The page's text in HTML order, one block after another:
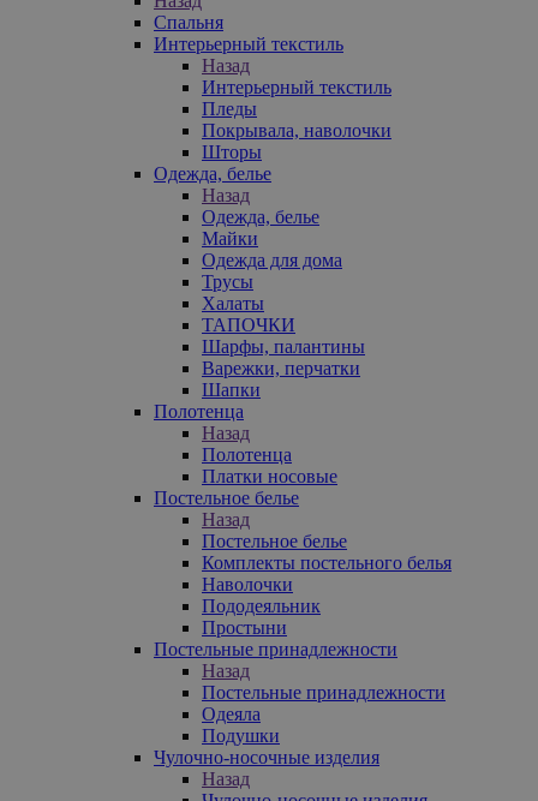
Спальня
Интерьерный текстиль
Назад
Интерьерный текстиль
Пледы
Покрывала, наволочки
Шторы
Одежда, белье
Назад
Одежда, белье
Майки
Одежда для дома
Трусы
Халаты
ТАПОЧКИ
Шарфы, палантины
Варежки, перчатки
Шапки
Полотенца
Назад
Полотенца
Платки носовые
Постельное белье
Назад
Постельное белье
Комплекты постельного белья
Наволочки
Пододеяльник
Простыни
Постельные принадлежности
Назад
Постельные принадлежности
Одеяла
Подушки
Чулочно-носочные изделия
Назад